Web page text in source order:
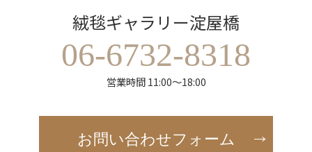
絨毯ギャラリー淀屋橋
06-6732-8318
営業時間 11:00～18:00
お問い合わせフォーム